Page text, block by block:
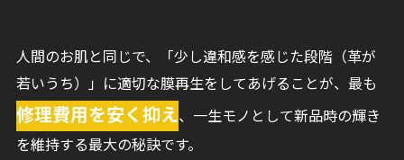
人間のお肌と同じで、「少し違和感を感じた段階（革が
若いうち）」に適切な膜再生をしてあげることが、最も
修理費用を安く抑え、一生モノとして新品時の輝き
を維持する最大の秘訣です。